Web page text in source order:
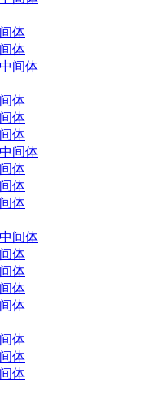
体
体
间体
体
体
体
间体
体
体
体
间体
体
体
体
体
体
体
体